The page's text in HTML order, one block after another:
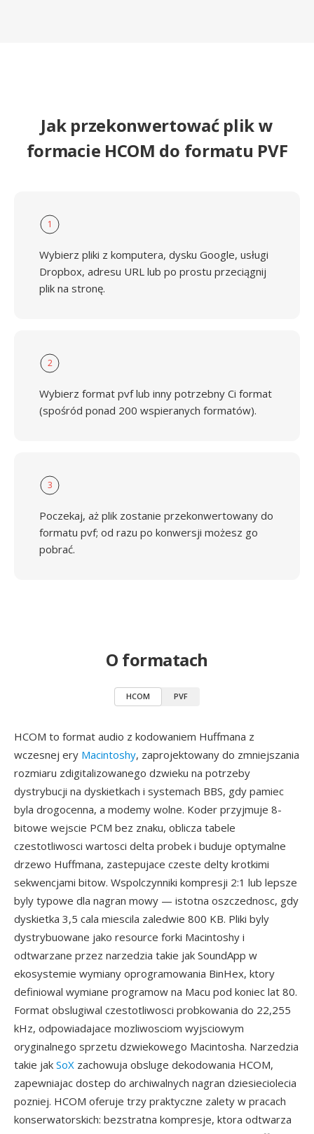
Jak przekonwertować plik w
formacie HCOM do formatu PVF
1
Wybierz pliki z komputera, dysku Google, usługi
Dropbox, adresu URL lub po prostu przeciągnij
plik na stronę.
2
Wybierz format pvf lub inny potrzebny Ci format
(spośród ponad 200 wspieranych formatów).
3
Poczekaj, aż plik zostanie przekonwertowany do
formatu pvf; od razu po konwersji możesz go
pobrać.
O formatach
HCOM PVF
HCOM to format audio z kodowaniem Huffmana z
wczesnej ery Macintoshy, zaprojektowany do zmniejszania
rozmiaru zdigitalizowanego dzwieku na potrzeby
dystrybucji na dyskietkach i systemach BBS, gdy pamiec
byla drogocenna, a modemy wolne. Koder przyjmuje 8-
bitowe wejscie PCM bez znaku, oblicza tabele
czestotliwosci wartosci delta probek i buduje optymalne
drzewo Huffmana, zastepujace czeste delty krotkimi
sekwencjami bitow. Wspolczynniki kompresji 2:1 lub lepsze
byly typowe dla nagran mowy — istotna oszczednosc, gdy
dyskietka 3,5 cala miescila zaledwie 800 KB. Pliki byly
dystrybuowane jako resource forki Macintoshy i
odtwarzane przez narzedzia takie jak SoundApp w
ekosystemie wymiany oprogramowania BinHex, ktory
definiowal wymiane programow na Macu pod koniec lat 80.
Format obslugiwal czestotliwosci probkowania do 22,255
kHz, odpowiadajace mozliwosciom wyjsciowym
oryginalnego sprzetu dzwiekowego Macintosha. Narzedzia
takie jak SoX zachowuja obsluge dekodowania HCOM,
zapewniajac dostep do archiwalnych nagran dziesieciolecia
pozniej. HCOM oferuje trzy praktyczne zalety w pracach
konserwatorskich: bezstratna kompresje, ktora odtwarza